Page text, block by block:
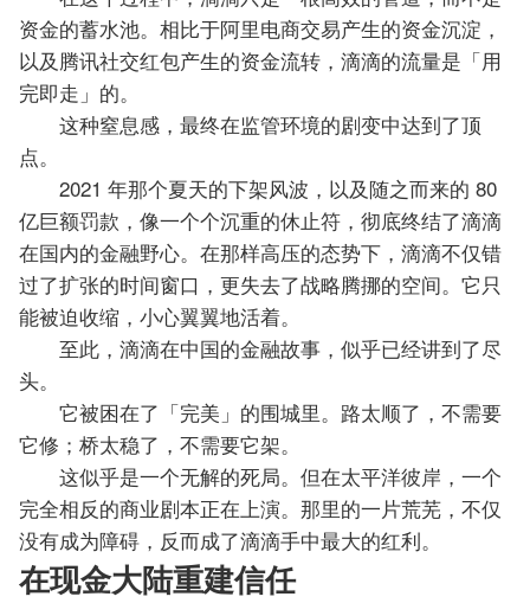
资金的蓄水池。相比于阿里电商交易产生的资金沉淀，
以及腾讯社交红包产生的资金流转，滴滴的流量是「用
完即走」的。
这种窒息感，最终在监管环境的剧变中达到了顶
点。
2021 年那个夏天的下架风波，以及随之而来的 80
亿巨额罚款，像一个个沉重的休止符，彻底终结了滴滴
在国内的金融野心。在那样高压的态势下，滴滴不仅错
过了扩张的时间窗口，更失去了战略腾挪的空间。它只
能被迫收缩，小心翼翼地活着。
至此，滴滴在中国的金融故事，似乎已经讲到了尽
头。
它被困在了「完美」的围城里。路太顺了，不需要
它修；桥太稳了，不需要它架。
这似乎是一个无解的死局。但在太平洋彼岸，一个
完全相反的商业剧本正在上演。那里的一片荒芜，不仅
没有成为障碍，反而成了滴滴手中最大的红利。
在现金大陆重建信任